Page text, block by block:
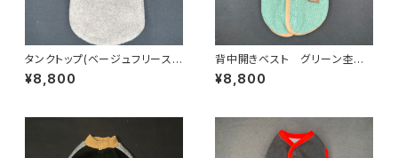
タンクトップ(ベージュフリース)
ネイビー杢✖️ピンク T-L-0
20
¥8,800
背中開きベスト グリーン杢✖️
ピンク杢 BS-L-024
¥8,800